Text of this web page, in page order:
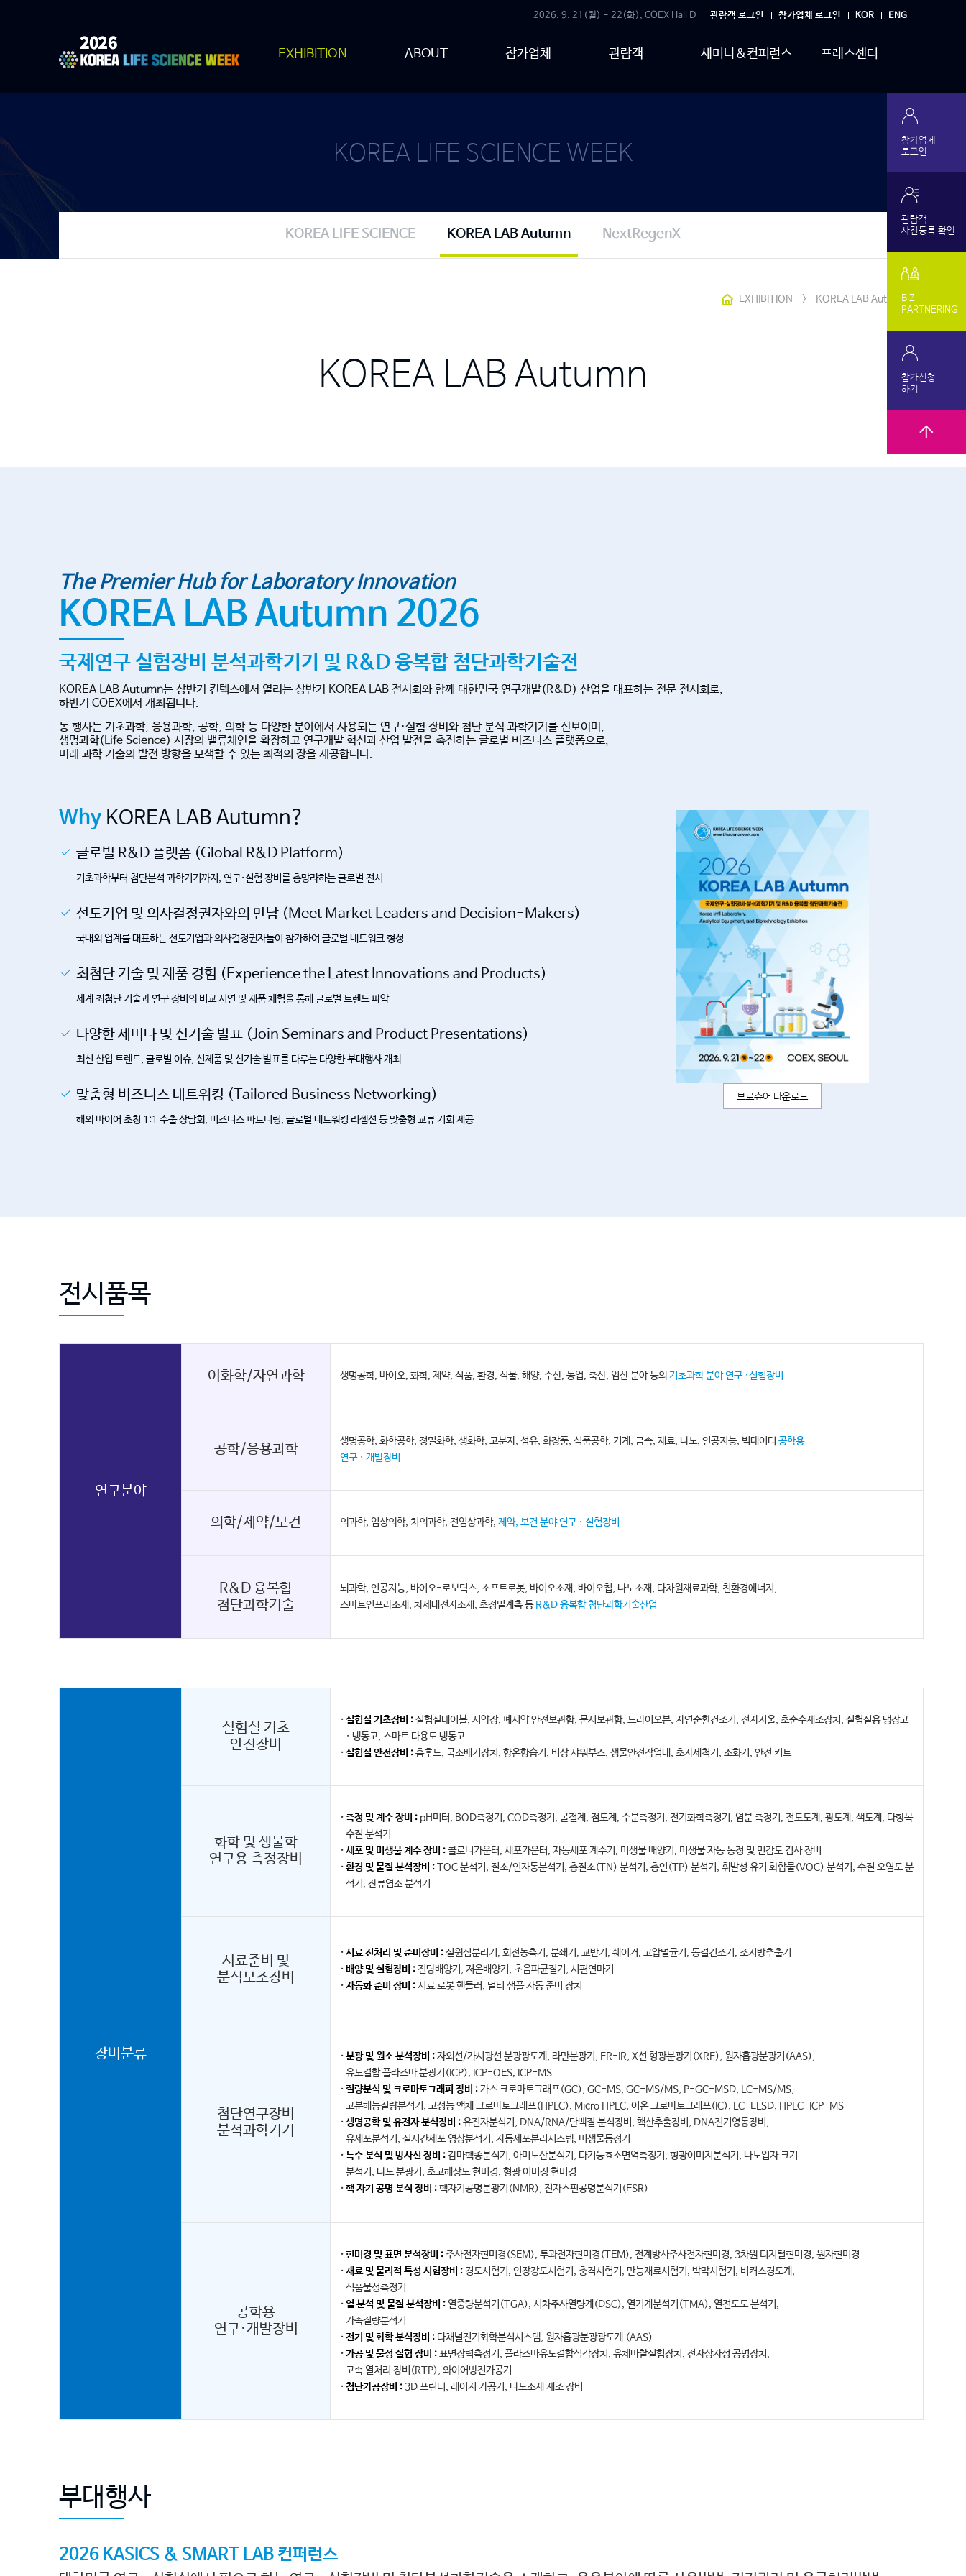
관람객 로그인 참가업체 로그인 KOR ENG
2026. 9. 21(월) - 22(화), COEX Hall D
EXHIBITION ABOUT 참가업체 관람객 세미나&컨퍼런스 프레스센터
KOREA LIFE SCIENCE WEEK
KOREA LIFE SCIENCE KOREA LAB Autumn NextRegenX
EXHIBITION > KOREA LAB Autumn
KOREA LAB Autumn
The Premier Hub for Laboratory Innovation
KOREA LAB Autumn 2026
국제연구 실험장비 분석과학기기 및 R&D 융복합 첨단과학기술전
KOREA LAB Autumn는 상반기 킨텍스에서 열리는 상반기 KOREA LAB 전시회와 함께 대한민국 연구개발(R&D) 산업을 대표하는 전문 전시회로,
하반기 COEX에서 개최됩니다.
동 행사는 기초과학, 응용과학, 공학, 의학 등 다양한 분야에서 사용되는 연구·실험 장비와 첨단 분석 과학기기를 선보이며,
생명과학(Life Science) 시장의 밸류체인을 확장하고 연구개발 혁신과 산업 발전을 촉진하는 글로벌 비즈니스 플랫폼으로,
미래 과학 기술의 발전 방향을 모색할 수 있는 최적의 장을 제공합니다.
Why KOREA LAB Autumn?
글로벌 R&D 플랫폼 (Global R&D Platform)
기초과학부터 첨단분석 과학기기까지, 연구·실험 장비를 총망라하는 글로벌 전시
선도기업 및 의사결정권자와의 만남 (Meet Market Leaders and Decision-Makers)
국내외 업계를 대표하는 선도기업과 의사결정권자들이 참가하여 글로벌 네트워크 형성
최첨단 기술 및 제품 경험 (Experience the Latest Innovations and Products)
세계 최첨단 기술과 연구 장비의 비교 시연 및 제품 체험을 통해 글로벌 트렌드 파악
다양한 세미나 및 신기술 발표 (Join Seminars and Product Presentations)
최신 산업 트렌드, 글로벌 이슈, 신제품 및 신기술 발표를 다루는 다양한 부대행사 개최
맞춤형 비즈니스 네트워킹 (Tailored Business Networking)
해외 바이어 초청 1:1 수출 상담회, 비즈니스 파트너링, 글로벌 네트워킹 리셉션 등 맞춤형 교류 기회 제공
브로슈어 다운로드
전시품목
연구분야
이화학/자연과학 생명공학, 바이오, 화학, 제약, 식품, 환경, 식물, 해양, 수산, 농업, 축산, 임산 분야 등의 기초과학 분야 연구 ·실험장비
공학/응용과학 생명공학, 화학공학, 정밀화학, 생화학, 고분자, 섬유, 화장품, 식품공학, 기계, 금속, 재료, 나노, 인공지능, 빅데이터 공학용
연구 · 개발장비
의학/제약/보건 의과학, 임상의학, 치의과학, 전임상과학, 제약, 보건 분야 연구 · 실험장비
R&D 융복합
첨단과학기술
뇌과학, 인공지능, 바이오-로보틱스, 소프트로봇, 바이오소재, 바이오칩, 나노소재, 다차원재료과학, 친환경에너지,
스마트인프라소재, 차세대전자소재, 초정밀계측 등R&D 융복합 첨단과학기술산업
장비분류
실험실 기초
안전장비
실험실 기초장비 :실험실테이블, 시약장, 폐시약 안전보관함, 문서보관함, 드라이오븐, 자연순환건조기, 전자저울, 초순수제조장치, 실험실용 냉장고
· 냉동고, 스마트 다용도 냉동고
실험실 안전장비 :흄후드, 국소배기장치, 항온항습기, 비상 샤워부스, 생물안전작업대, 초자세척기, 소화기, 안전 키트
화학 및 생물학
연구용 측정장비
측정 및 계수 장비 : pH미터, BOD측정기, COD측정기, 굴절계, 점도계, 수분측정기, 전기화학측정기, 염분 측정기, 전도도계, 광도계, 색도계, 다항목
수질 분석기
세포 및 미생물 계수 장비 :콜로니카운터, 세포카운터, 자동세포 계수기, 미생물 배양기, 미생물 자동 동정 및 민감도 검사 장비
환경 및 물질 분석장비 :TOC 분석기, 질소/인자동분석기, 총질소(TN) 분석기, 총인(TP) 분석기, 휘발성 유기 화합물(VOC) 분석기, 수질 오염도 분
석기, 잔류염소 분석기
시료준비 및
분석보조장비
시료 전처리 및 준비장비 :실원심분리기, 회전농축기, 분쇄기, 교반기, 쉐이커, 고압멸균기, 동결건조기, 조지방추출기
배양 및 실험장비 :진탕배양기, 저온배양기, 초음파균질기, 시편연마기
자동화 준비 장비 :시료 로봇 핸들러, 멀티 샘플 자동 준비 장치
첨단연구장비
분석과학기기
분광 및 원소 분석장비 :자외선/가시광선 분광광도계, 라만분광기, FR-IR, X선 형광분광기(XRF), 원자흡광분광기(AAS),
유도결합 플라즈마 분광기(ICP), ICP-OES, ICP-MS
질량분석 및 크로마토그래피 장비 :가스 크로마토그래프(GC), GC-MS, GC-MS/MS, P-GC-MSD, LC-MS/MS,
고분해능질량분석기, 고성능 액체 크로마토그래프(HPLC), Micro HPLC, 이온 크로마토그래프(IC), LC-ELSD, HPLC-ICP-MS
생명공학 및 유전자 분석장비 :유전자분석기, DNA/RNA/단백질 분석장비, 핵산추출장비, DNA전기영동장비,
유세포분석기, 실시간세포 영상분석기, 자동세포분리시스템, 미생물동정기
특수 분석 및 방사선 장비 :감마핵종분석기, 아미노산분석기, 다기능효소면역측정기, 형광이미지분석기, 나노입자 크기
분석기, 나노 분광기, 초고해상도 현미경, 형광 이미징 현미경
핵 자기 공명 분석 장비 :핵자기공명분광기(NMR), 전자스핀공명분석기(ESR)
공학용
연구·개발장비
현미경 및 표면 분석장비 :주사전자현미경(SEM), 투과전자현미경(TEM), 전계방사주사전자현미경, 3차원 디지털현미경, 원자현미경
재료 및 물리적 특성 시험장비 : 경도시험기, 인장강도시험기, 충격시험기, 만능재료시험기, 박막시험기, 비커스경도계,
식품물성측정기
열 분석 및 물질 분석장비 : 열중량분석기(TGA), 시차주사열량계(DSC), 열기계분석기(TMA), 열전도도 분석기,
가속질량분석기
전기 및 화학 분석장비 : 다채널전기화학분석시스템, 원자흡광분광광도계 (AAS)
가공 및 물성 실험 장비 :표면장력측정기, 플라즈마유도결합식각장치, 유체마찰실험장치, 전자상자성 공명장치,
고속 열처리 장비(RTP), 와이어방전가공기
첨단가공장비 :3D 프린터, 레이저 가공기, 나노소재 제조 장비
부대행사
2026 KASICS & SMART LAB 컨퍼런스
참가업체
로그인
관람객
사전등록 확인
BIZ
PARTNERING
참가신청
하기